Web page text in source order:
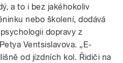
a to i bez jakéhokoliv
nebo školení, dodává
dopravy z
Ventsislavova. „E-
od jízdních kol. Řidiči na